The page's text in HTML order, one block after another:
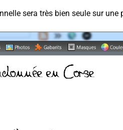
sera très bien seule sur